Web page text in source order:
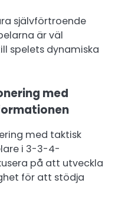
självförtroende
är väl
spelets dynamiska
med
med taktisk
i 3-3-4-
på att utveckla
för att stödja